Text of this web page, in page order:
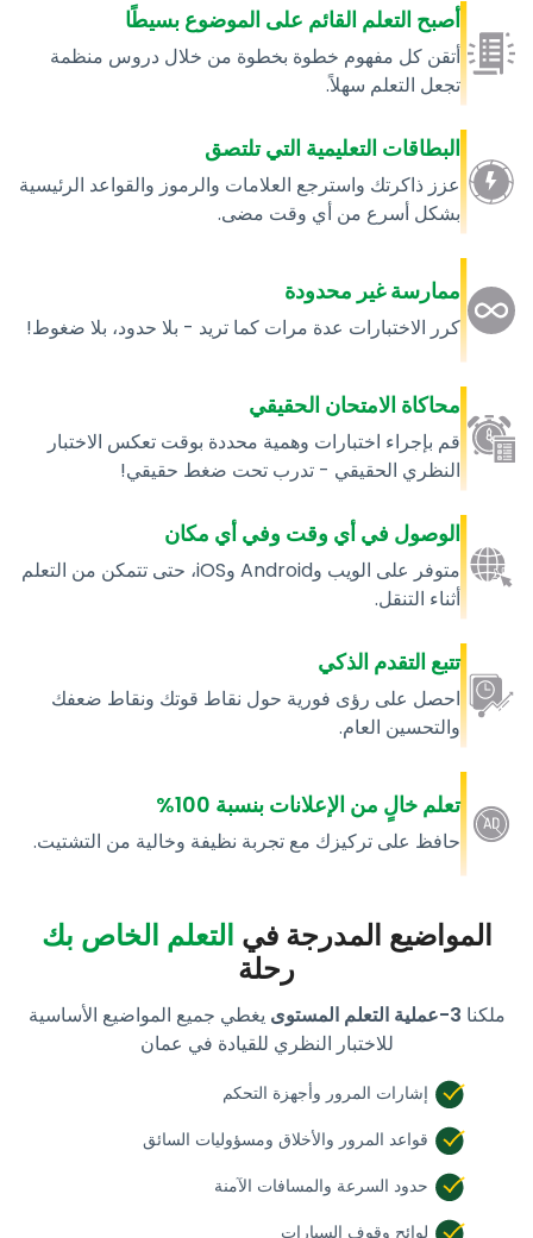
أصبح التعلم القائم على الموضوع بسيطًا
أتقن كل مفهوم خطوة بخطوة من خلال دروس منظمة
تجعل التعلم سهلاً.
البطاقات التعليمية التي تلتصق
عزز ذاكرتك واسترجع العلامات والرموز والقواعد الرئيسية
بشكل أسرع من أي وقت مضى.
ممارسة غير محدودة
كرر الاختبارات عدة مرات كما تريد - بلا حدود، بلا ضغوط!
محاكاة الامتحان الحقيقي
قم بإجراء اختبارات وهمية محددة بوقت تعكس الاختبار
النظري الحقيقي - تدرب تحت ضغط حقيقي!
الوصول في أي وقت وفي أي مكان
متوفر على الويب وAndroid وiOS، حتى تتمكن من التعلم
أثناء التنقل.
تتبع التقدم الذكي
احصل على رؤى فورية حول نقاط قوتك ونقاط ضعفك
والتحسين العام.
تعلم خالٍ من الإعلانات بنسبة 100%
حافظ على تركيزك مع تجربة نظيفة وخالية من التشتيت.
المواضيع المدرجة في التعلم الخاص بك
رحلة
ملكنا 3-عملية التعلم المستوى
يغطي جميع المواضيع الأساسية
للاختبار النظري للقيادة في عمان
إشارات المرور وأجهزة التحكم
قواعد المرور والأخلاق ومسؤوليات السائق
حدود السرعة والمسافات الآمنة
لوائح وقوف السيارات